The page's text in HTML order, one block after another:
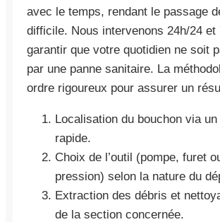
avec le temps, rendant le passage
difficile. Nous intervenons 24h/24 et
garantir que votre quotidien ne soit
par une panne sanitaire. La
ordre rigoureux pour assurer un
Localisation du bouchon via
rapide.
Choix de l’outil (pompe, furet
pression) selon la nature du
Extraction des débris et
de la section concernée.